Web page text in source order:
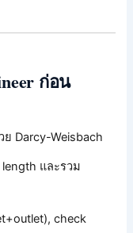
ก่อน
Darcy-Weisbach
และรวม
check